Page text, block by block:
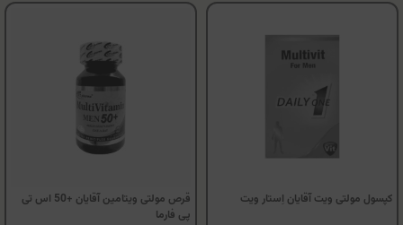
کپسول مولتی ویت آقایان اِستار ویت
قرص مولتی ویتامین آقایان +50 اس تی
پی فارما